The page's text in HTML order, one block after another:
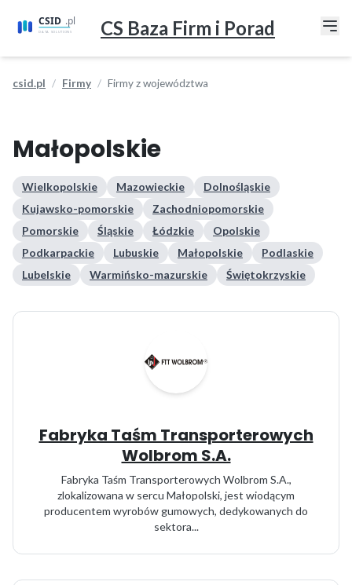
CS Baza Firm i Porad
csid.pl Firmy Firmy z województwa
Małopolskie
Wielkopolskie Mazowieckie
Dolnośląskie
Kujawsko-pomorskie
Zachodniopomorskie
Pomorskie
Śląskie Łódzkie
Opolskie
Podkarpackie
Lubuskie Małopolskie
Podlaskie
Lubelskie
Warmińsko-mazurskie Świętokrzyskie
Fabryka Taśm Transporterowych
Wolbrom S.A.
Fabryka Taśm Transporterowych Wolbrom S.A.,
zlokalizowana w sercu Małopolski, jest wiodącym
producentem wyrobów gumowych, dedykowanych do
sektora...